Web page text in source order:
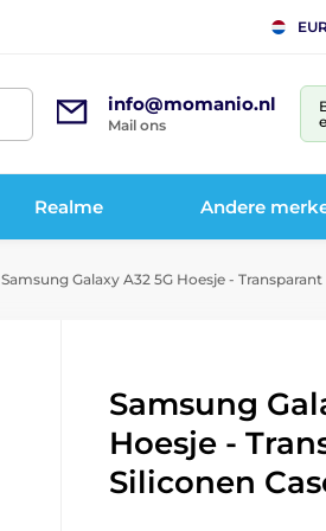
info@momanio.nl
Mail ons
Realme Andere
Samsung Galaxy A32 5G Hoesje -
Samsung
Hoesje -
Siliconen